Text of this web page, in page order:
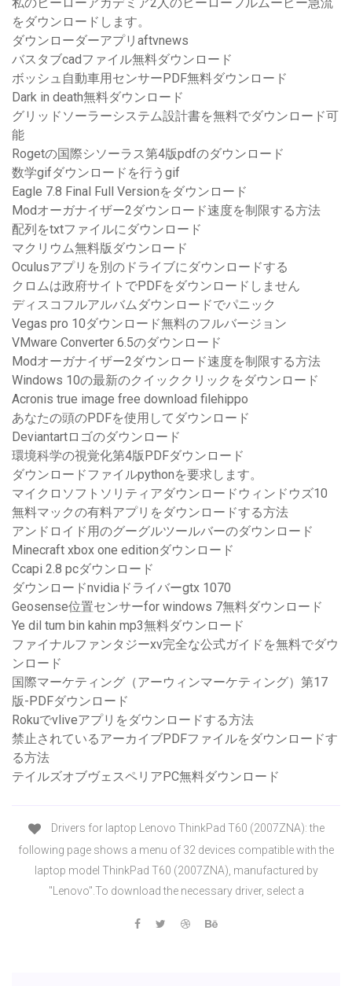
私のヒーローアカデミア2人のヒーローフルムービー急流
をダウンロードします。
ダウンローダーアプリaftvnews
バスタブcadファイル無料ダウンロード
ボッシュ自動車用センサーPDF無料ダウンロード
Dark in death無料ダウンロード
グリッドソーラーシステム設計書を無料でダウンロード可
能
Rogetの国際シソーラス第4版pdfのダウンロード
数学gifダウンロードを行うgif
Eagle 7.8 Final Full Versionをダウンロード
Modオーガナイザー2ダウンロード速度を制限する方法
配列をtxtファイルにダウンロード
マクリウム無料版ダウンロード
Oculusアプリを別のドライブにダウンロードする
クロムは政府サイトでPDFをダウンロードしません
ディスコフルアルバムダウンロードでパニック
Vegas pro 10ダウンロード無料のフルバージョン
VMware Converter 6.5のダウンロード
Modオーガナイザー2ダウンロード速度を制限する方法
Windows 10の最新のクイッククリックをダウンロード
Acronis true image free download filehippo
あなたの頭のPDFを使用してダウンロード
Deviantartロゴのダウンロード
環境科学の視覚化第4版PDFダウンロード
ダウンロードファイルpythonを要求します。
マイクロソフトソリティアダウンロードウィンドウズ10
無料マックの有料アプリをダウンロードする方法
アンドロイド用のグーグルツールバーのダウンロード
Minecraft xbox one editionダウンロード
Ccapi 2.8 pcダウンロード
ダウンロードnvidiaドライバーgtx 1070
Geosense位置センサーfor windows 7無料ダウンロード
Ye dil tum bin kahin mp3無料ダウンロード
ファイナルファンタジーxv完全な公式ガイドを無料でダウ
ンロード
国際マーケティング（アーウィンマーケティング）第17
版-PDFダウンロード
Rokuでvliveアプリをダウンロードする方法
禁止されているアーカイブPDFファイルをダウンロードす
る方法
テイルズオブヴェスペリアPC無料ダウンロード
Drivers for laptop Lenovo ThinkPad T60 (2007ZNA): the
following page shows a menu of 32 devices compatible with the
laptop model ThinkPad T60 (2007ZNA), manufactured by
"Lenovo".To download the necessary driver, select a